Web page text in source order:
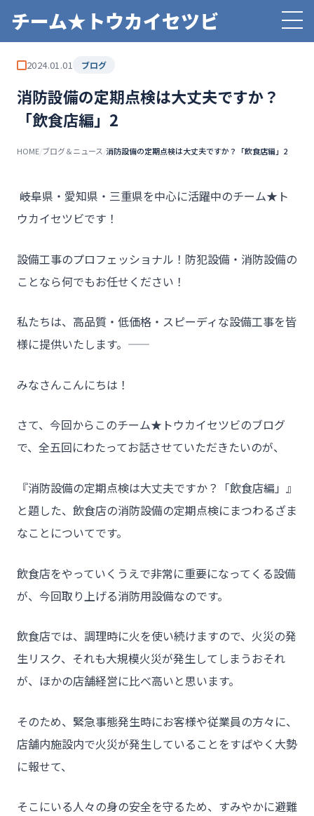
チーム★トウカイセツビ
2024.01.01 ブログ
消防設備の定期点検は大丈夫ですか？
「飲食店編」2
HOME/ブログ＆ニュース/消防設備の定期点検は大丈夫ですか？「飲食店編」2
――岐阜県・愛知県・三重県を中心に活躍中のチーム★ト
ウカイセツビです！
設備工事のプロフェッショナル！防犯設備・消防設備の
ことなら何でもお任せください！
私たちは、高品質・低価格・スピーディな設備工事を皆
様に提供いたします。――
みなさんこんにちは！
さて、今回からこのチーム★トウカイセツビのブログ
で、全五回にわたってお話させていただきたいのが、
『消防設備の定期点検は大丈夫ですか？「飲食店編」』
と題した、飲食店の消防設備の定期点検にまつわるざま
なことについてです。
飲食店をやっていくうえで非常に重要になってくる設備
が、今回取り上げる消防用設備なのです。
飲食店では、調理時に火を使い続けますので、火災の発
生リスク、それも大規模火災が発生してしまうおそれ
が、ほかの店舗経営に比べ高いと思います。
そのため、緊急事態発生時にお客様や従業員の方々に、
店舗内施設内で火災が発生していることをすばやく大勢
に報せて、
そこにいる人々の身の安全を守るため、すみやかに避難